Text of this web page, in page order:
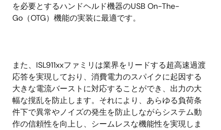
を必要とするハンドヘルド機器のUSB On-The-
Go（OTG）機能の実装に最適です。
また、ISL911xxファミリは業界をリードする超高速過渡
応答を実現しており、消費電力のスパイクに起因する
大きな電流バーストに対応することができ、出力の大
幅な撹乱を防止します。それにより、あらゆる負荷条
件下で異常やノイズの発生を防止しながらシステム動
作の信頼性を向上し、シームレスな機能性を実現しま